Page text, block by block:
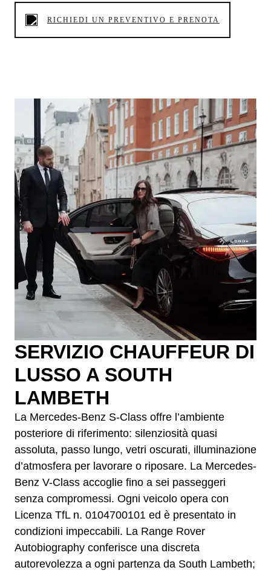
RICHIEDI UN PREVENTIVO E PRENOTA
SERVIZIO CHAUFFEUR DI
LUSSO A SOUTH
LAMBETH
La Mercedes-Benz S-Class offre l’ambiente
posteriore di riferimento: silenziosità quasi
assoluta, passo lungo, vetri oscurati, illuminazione
d’atmosfera per lavorare o riposare. La Mercedes-
Benz V-Class accoglie fino a sei passeggeri
senza compromessi. Ogni veicolo opera con
Licenza TfL n. 0104700101 ed è presentato in
condizioni impeccabili. La Range Rover
Autobiography conferisce una discreta
autorevolezza a ogni partenza da South Lambeth;